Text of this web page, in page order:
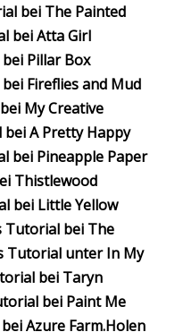
bei The Painted
bei Atta Girl
Pillar Box
Fireflies and Mud
My Creative
bei A Pretty Happy
bei Pineapple Paper
Thistlewood
bei Little Yellow
Tutorial bei The
Tutorial unter In My
bei Taryn
bei Paint Me
Azure Farm.Holen